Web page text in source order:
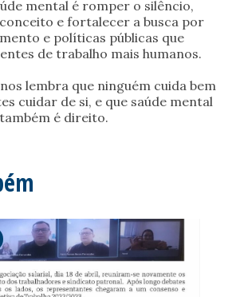
mental é romper o silêncio,
e fortalecer a busca por
e políticas públicas que
de trabalho mais humanos.
lembra que ninguém cuida bem
cuidar de si, e que saúde mental
também é direito.